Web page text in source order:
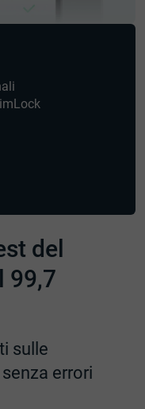
del
99,7
sulle
errori